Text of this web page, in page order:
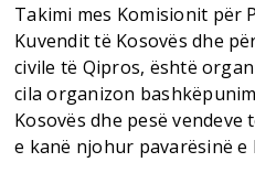
Takimi mes Komisionit për
Kuvendit të Kosovës dhe
civile të Qipros, është
cila organizon
Kosovës dhe pesë vendeve
e kanë njohur pavarësinë e